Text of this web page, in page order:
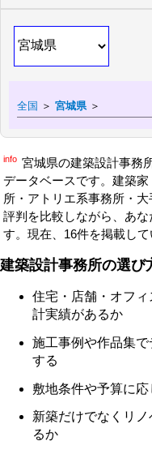
全国 ＞ 宮城県＞
info 宮城県の建築設計事務
データベースです。建築
所・アトリエ系事務所・
評判を比較しながら、あ
す。現在、16件を掲載して
建築設計事務所の選び
住宅・店舗・オフ
計実績があるか
施工事例や作品集
する
敷地条件や予算に
新築だけでなくリ
るか